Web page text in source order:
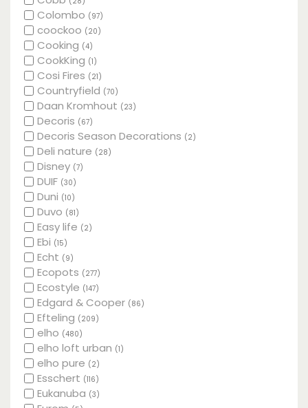
Colombo (97)
coockoo (20)
Cooking (4)
CookKing (1)
Cosi Fires (21)
Countryfield (70)
Daan Kromhout (23)
Decoris (67)
Decoris Season Decorations (2)
Deli nature (28)
Disney (7)
DUIF (30)
Duni (10)
Duvo (81)
Easy life (2)
Ebi (15)
Echt (9)
Ecopots (277)
Ecostyle (147)
Edgard & Cooper (86)
Efteling (209)
elho (480)
elho loft urban (1)
elho pure (2)
Esschert (116)
Eukanuba (3)